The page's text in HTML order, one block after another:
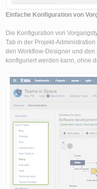
Einfache Konfiguration von
Die Konfiguration von
Tab in der Projekt-
den Workflow-Designer und
konfiguriert werden kann, ohne